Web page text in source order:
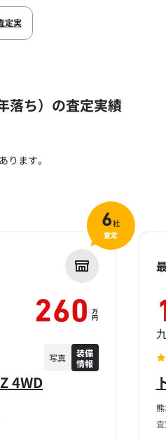
定実
落ち）の査定実績
ります。
4WD
260 万
円
写真
装備
情報
6社
査定